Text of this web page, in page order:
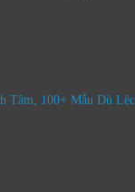
Tâm, 100+ Mẫu Dù